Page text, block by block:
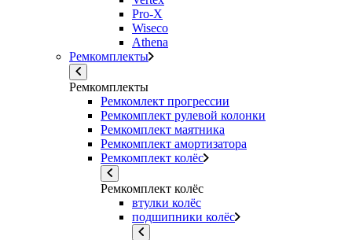
Pro-X
Wiseco
Athena
Ремкомплекты
Ремкомплекты
Ремкомлект прогрессии
Ремкомплект рулевой колонки
Ремкомплект маятника
Ремкомплект амортизатора
Ремкомплект колёс
Ремкомплект колёс
втулки колёс
подшипники колёс